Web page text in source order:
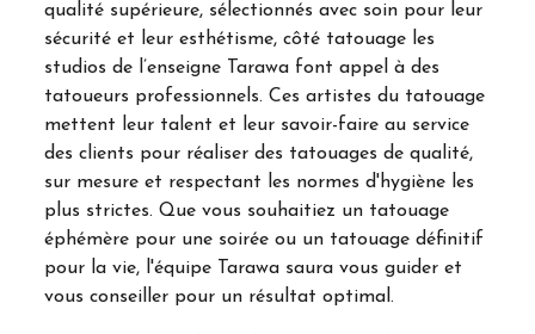
qualité supérieure, sélectionnés avec soin pour leur
sécurité et leur esthétisme, côté tatouage les
studios de l’enseigne Tarawa font appel à des
tatoueurs professionnels. Ces artistes du tatouage
mettent leur talent et leur savoir-faire au service
des clients pour réaliser des tatouages de qualité,
sur mesure et respectant les normes d'hygiène les
plus strictes. Que vous souhaitiez un tatouage
éphémère pour une soirée ou un tatouage définitif
pour la vie, l'équipe Tarawa saura vous guider et
vous conseiller pour un résultat optimal.